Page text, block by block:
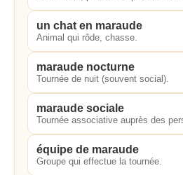
un chat en maraude
Animal qui rôde, chasse.
maraude nocturne
Tournée de nuit (souvent social).
maraude sociale
Tournée associative auprès des
équipe de maraude
Groupe qui effectue la tournée.